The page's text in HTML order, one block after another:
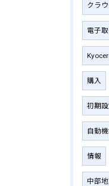
クラ
電子取
購入
初期
自動
情報
中部